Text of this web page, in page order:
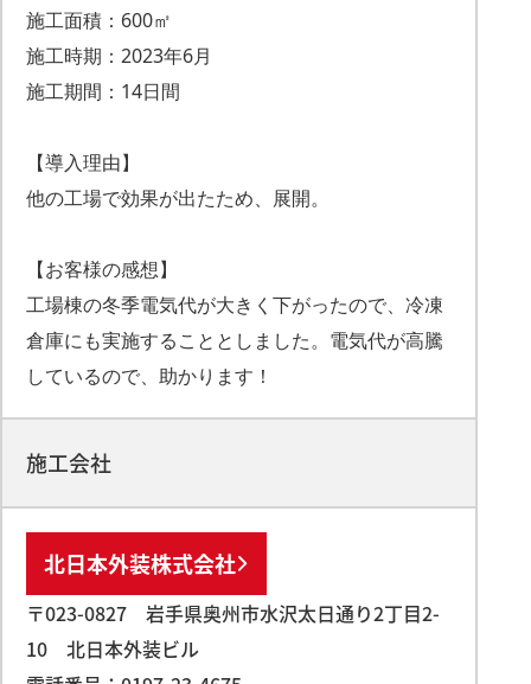
施工面積：600㎡
施工時期：2023年6月
施工期間：14日間
【導入理由】
他の工場で効果が出たため、展開。
【お客様の感想】
工場棟の冬季電気代が大きく下がったので、冷凍
倉庫にも実施することとしました。電気代が高騰
しているので、助かります！
施工会社
北日本外装株式会社
〒023-0827 岩手県奥州市水沢太日通り2丁目2-
10 北日本外装ビル